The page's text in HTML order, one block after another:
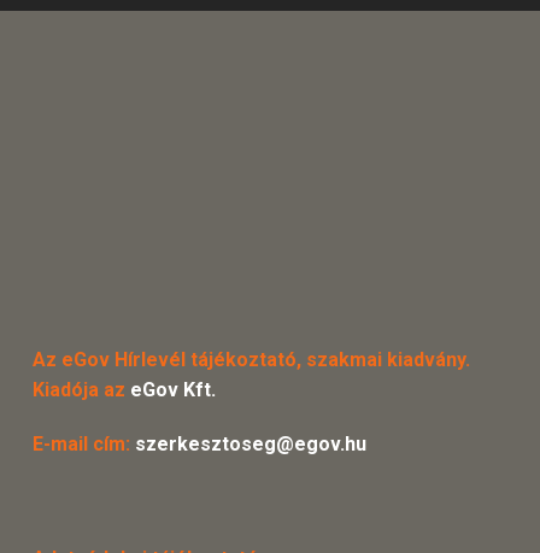
Az eGov Hírlevél tájékoztató, szakmai kiadvány.
Kiadója az eGov Kft.
E-mail cím: szerkesztoseg@egov.hu